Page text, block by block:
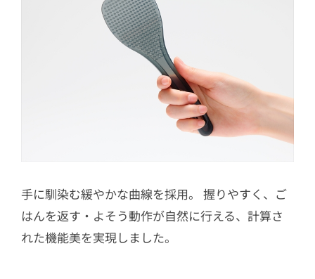
手に馴染む緩やかな曲線を採用。 握りやすく、ご
はんを返す・よそう動作が自然に行える、計算さ
れた機能美を実現しました。